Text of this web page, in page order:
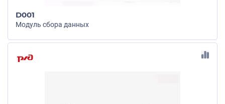
D001
Модуль сбора данных